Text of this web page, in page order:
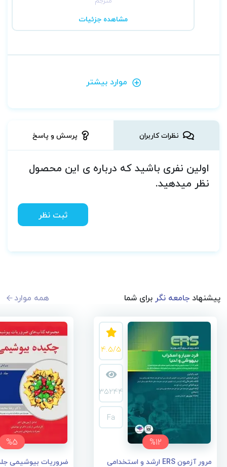
مشاهده جزئیات
موارد بیشتر
نظرات کاربران پرسش و پاسخ
اولین نفری باشید که درباره ی این محصول
نظر میدهید.
ثبت نظر
پیشنهادجامعه نگربرای شما همه موارد
%12
4.5/5
35244
Fa
مرور آزمون ERS ارشد و استخدامی
%5
ضروریات بیوشیمی